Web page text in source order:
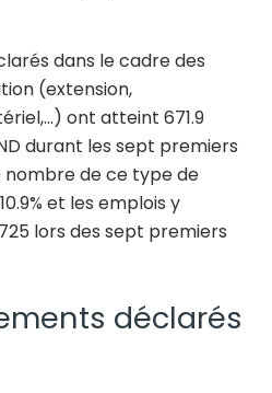
dans le cadre des
(extension,
ont atteint 671.9
durant les sept premiers
nombre de ce type de
et les emplois y
lors des sept premiers
déclarés